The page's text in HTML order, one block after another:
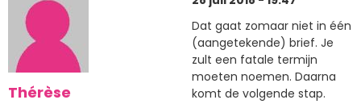
Thérèse
Dat gaat zomaar niet in één
(aangetekende) brief. Je
zult een fatale termijn
moeten noemen. Daarna
komt de volgende stap.